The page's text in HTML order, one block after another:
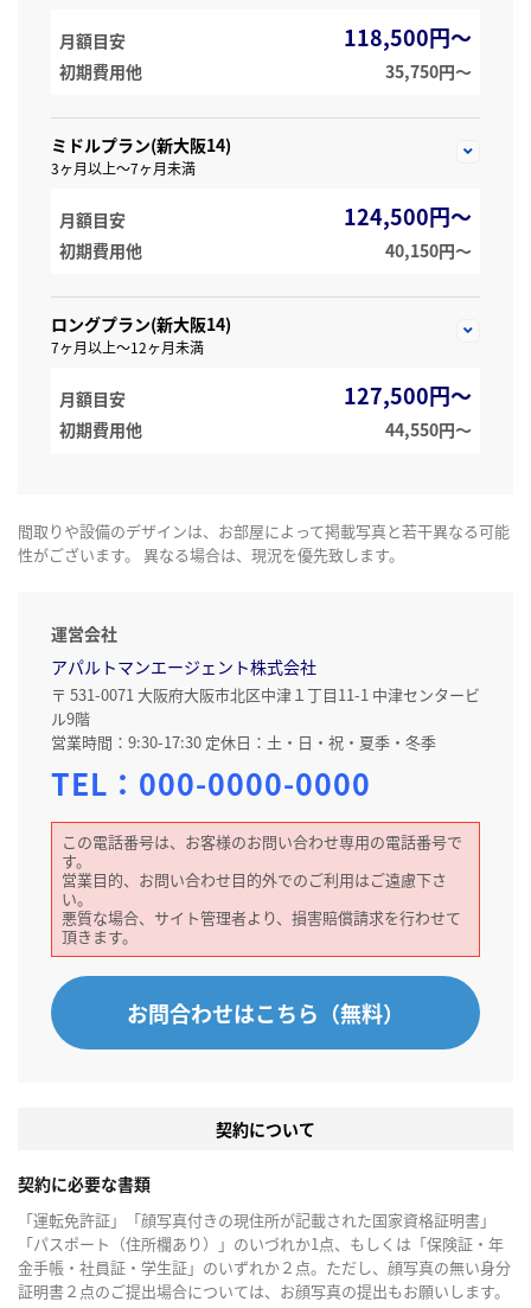
月額目安 118,500円～
初期費用他 35,750円〜
ミドルプラン(新大阪14)
3ヶ月以上～7ヶ月未満
月額目安 124,500円～
初期費用他 40,150円〜
ロングプラン(新大阪14)
7ヶ月以上～12ヶ月未満
月額目安 127,500円～
初期費用他 44,550円〜
間取りや設備のデザインは、お部屋によって掲載写真と若干異なる可能
性がございます。 異なる場合は、現況を優先致します。
運営会社
アパルトマンエージェント株式会社
〒 531-0071 大阪府大阪市北区中津１丁目11-1 中津センタービ
ル9階
営業時間：9:30-17:30 定休日：土・日・祝・夏季・冬季
TEL： 000-0000-0000
この電話番号は、お客様のお問い合わせ専用の電話番号で
す。
営業目的、お問い合わせ目的外でのご利用はご遠慮下さ
い。
悪質な場合、サイト管理者より、損害賠償請求を行わせて
頂きます。
お問合わせはこちら（無料）
契約について
契約に必要な書類
「運転免許証」「顔写真付きの現住所が記載された国家資格証明書」
「パスポート（住所欄あり）」のいづれか1点、もしくは「保険証・年
金手帳・社員証・学生証」のいずれか２点。ただし、顔写真の無い身分
証明書２点のご提出場合については、お顔写真の提出もお願いします。